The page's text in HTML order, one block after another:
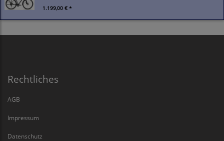
1.199,00 € *
Rechtliches
AGB
Impressum
Datenschutz